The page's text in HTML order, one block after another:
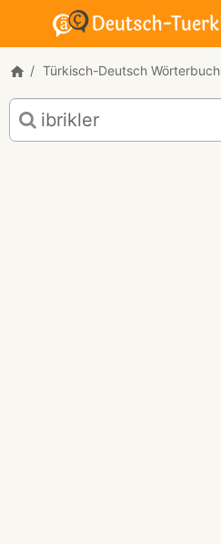
Türkisch-Deutsch Wörterbuch
Türkisch-
Deutsch
Übersetzung